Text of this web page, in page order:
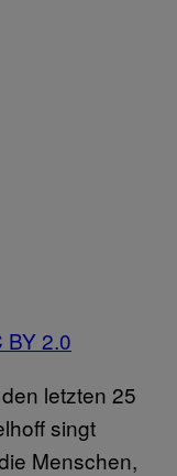
BY 2.0
letzten 25
singt
Menschen,